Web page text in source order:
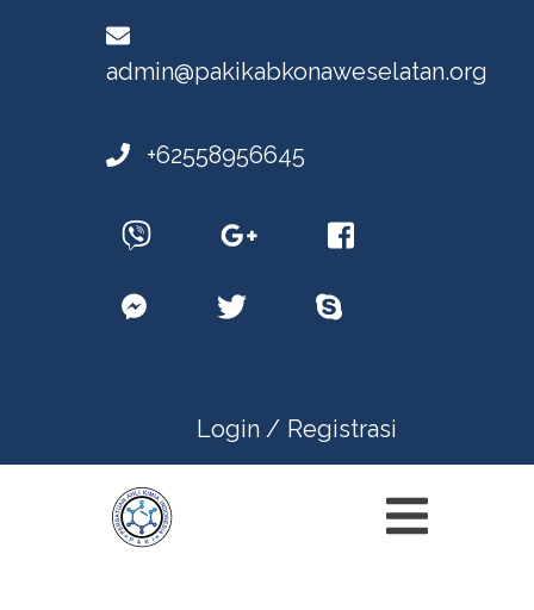
admin@pakikabkonaweselatan.org
+62558956645
Login / Registrasi